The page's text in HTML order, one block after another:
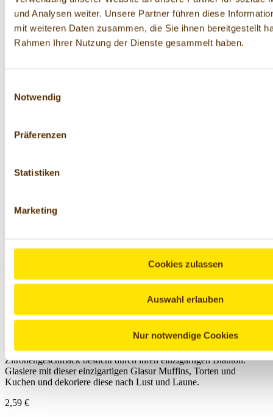
und Analysen weiter. Unsere Partner führen diese
mit weiteren Daten zusammen, die Sie ihnen bereitgestellt
Rahmen Ihrer Nutzung der Dienste gesammelt haben.
Notwendig
Präferenzen
Statistiken
Marketing
Cookies zulassen
Auswahl erlauben
Nur notwendige Cookies
Seit Generationen bekannt und beliebt – unsere PICKERD
Kuchenglasuren überzeugen durch ihre bewährte Qualität und
gehen auf Heinrich Pickerd im Jahre 1950 zurück.Traditionell
werden unsere Kuchenglasuren aus den besten Zutaten hergestellt
Hilfe unserer einzigartigen Dekor-Tülle sind auch filigrane
Dekorationen möglich.Unsere blaue Kuchenglasur mit frischem
Zitronengeschmack besticht durch ihren einzigartigen Blauton.
Glasiere mit dieser einzigartigen Glasur Muffins, Torten und
Kuchen und dekoriere diese nach Lust und Laune.
2,59 €